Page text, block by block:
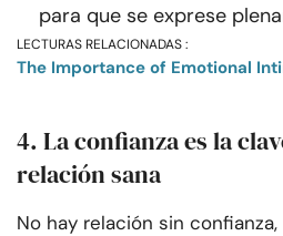
para que se exprese
LECTURAS RELACIONADAS :
The Importance of Emotional
4. La confianza es la
relación sana
No hay relación sin